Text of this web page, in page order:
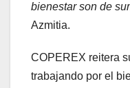
bienestar son de
Azmitia.
COPEREX reitera
trabajando por el